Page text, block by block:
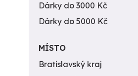
Dárky do 3000 Kč
Dárky do 5000 Kč
MÍSTO
Bratislavský kraj